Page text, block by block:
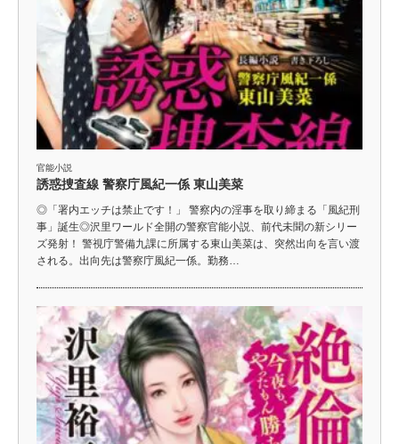
官能小説
誘惑捜査線 警察庁風紀一係 東山美菜
◎「署内エッチは禁止です！」 警察内の淫事を取り締まる「風紀刑
事」誕生◎沢里ワールド全開の警察官能小説、前代未聞の新シリー
ズ発射！ 警視庁警備九課に所属する東山美菜は、突然出向を言い渡
される。出向先は警察庁風紀一係。勤務…